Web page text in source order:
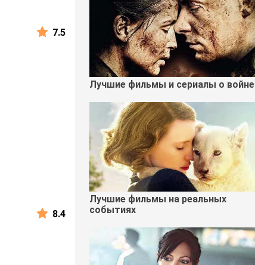
7.5
8.4
Лучшие фильмы и сериалы о войне
Лучшие фильмы на реальных
событиях